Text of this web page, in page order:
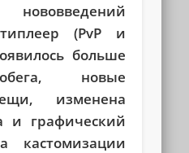
(PvP и
больше
новые
изменена
и графический
кастомизации